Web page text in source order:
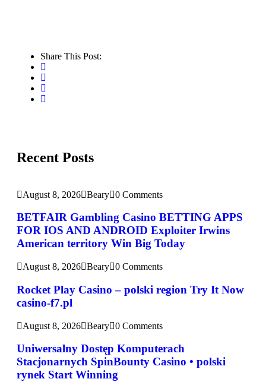
Share This Post:
Recent Posts
August 8, 2026 Beary 0 Comments
BETFAIR Gambling Casino BETTING APPS
FOR IOS AND ANDROID Exploiter Irwins
American territory Win Big Today
August 8, 2026 Beary 0 Comments
Rocket Play Casino – polski region Try It Now
casino-f7.pl
August 8, 2026 Beary 0 Comments
Uniwersalny Dostęp Komputerach
Stacjonarnych SpinBounty Casino • polski
rynek Start Winning